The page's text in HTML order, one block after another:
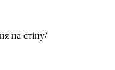
на стіну/